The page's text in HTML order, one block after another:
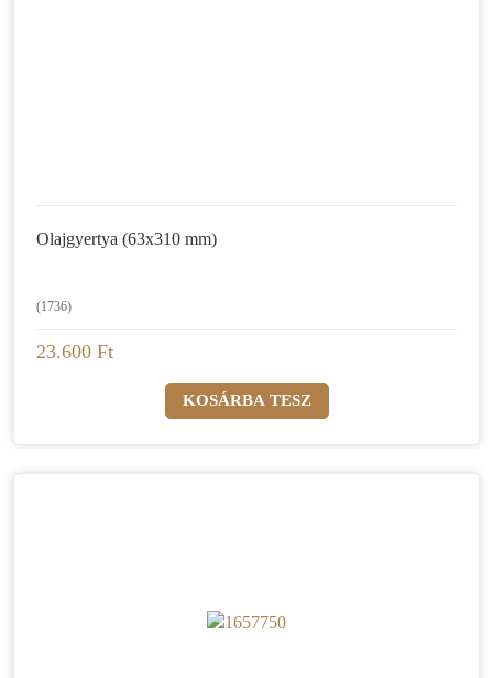
Olajgyertya (63x310 mm)
(1736)
23.600 Ft